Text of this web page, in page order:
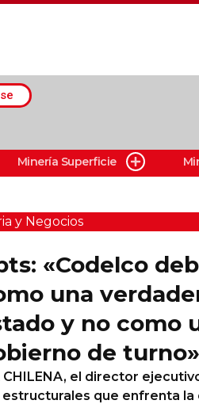
Minería Superficie
y Negocios
«Codelco
una
y no como
de turno»
CHILENA, el director
estructurales que enfrenta la